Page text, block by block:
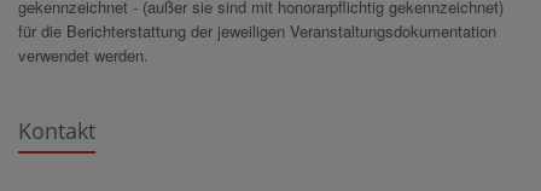
gekennzeichnet - (außer sie sind mit honorarpflichtig gekennzeichnet)
für die Berichterstattung der jeweiligen Veranstaltungsdokumentation
verwendet werden.
Kontakt